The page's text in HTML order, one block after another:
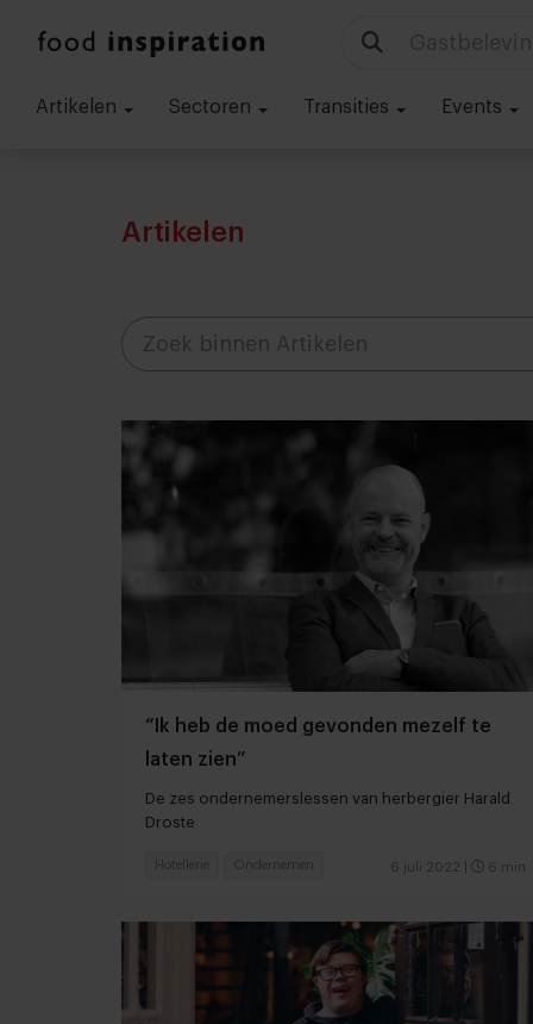
Artikelen Sectoren Transities Events
Artikelen
“Ik heb de moed gevonden mezelf te
laten zien”
De zes ondernemerslessen van herbergier Harald
Droste
6 juli 2022 6 min
Hotellerie Ondernemen